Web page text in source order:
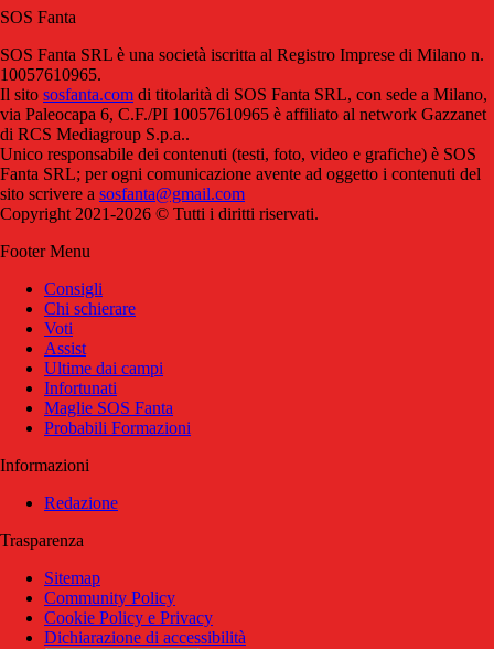
SOS Fanta
SOS Fanta SRL è una società iscritta al Registro Imprese di Milano n.
10057610965.
Il sito sosfanta.com di titolarità di SOS Fanta SRL, con sede a Milano,
via Paleocapa 6, C.F./PI 10057610965 è affiliato al network Gazzanet
di RCS Mediagroup S.p.a..
Unico responsabile dei contenuti (testi, foto, video e grafiche) è SOS
Fanta SRL; per ogni comunicazione avente ad oggetto i contenuti del
sito scrivere a sosfanta@gmail.com
Copyright 2021-2026 © Tutti i diritti riservati.
Footer Menu
Consigli
Chi schierare
Voti
Assist
Ultime dai campi
Infortunati
Maglie SOS Fanta
Probabili Formazioni
Informazioni
Redazione
Trasparenza
Sitemap
Community Policy
Cookie Policy e Privacy
Dichiarazione di accessibilità